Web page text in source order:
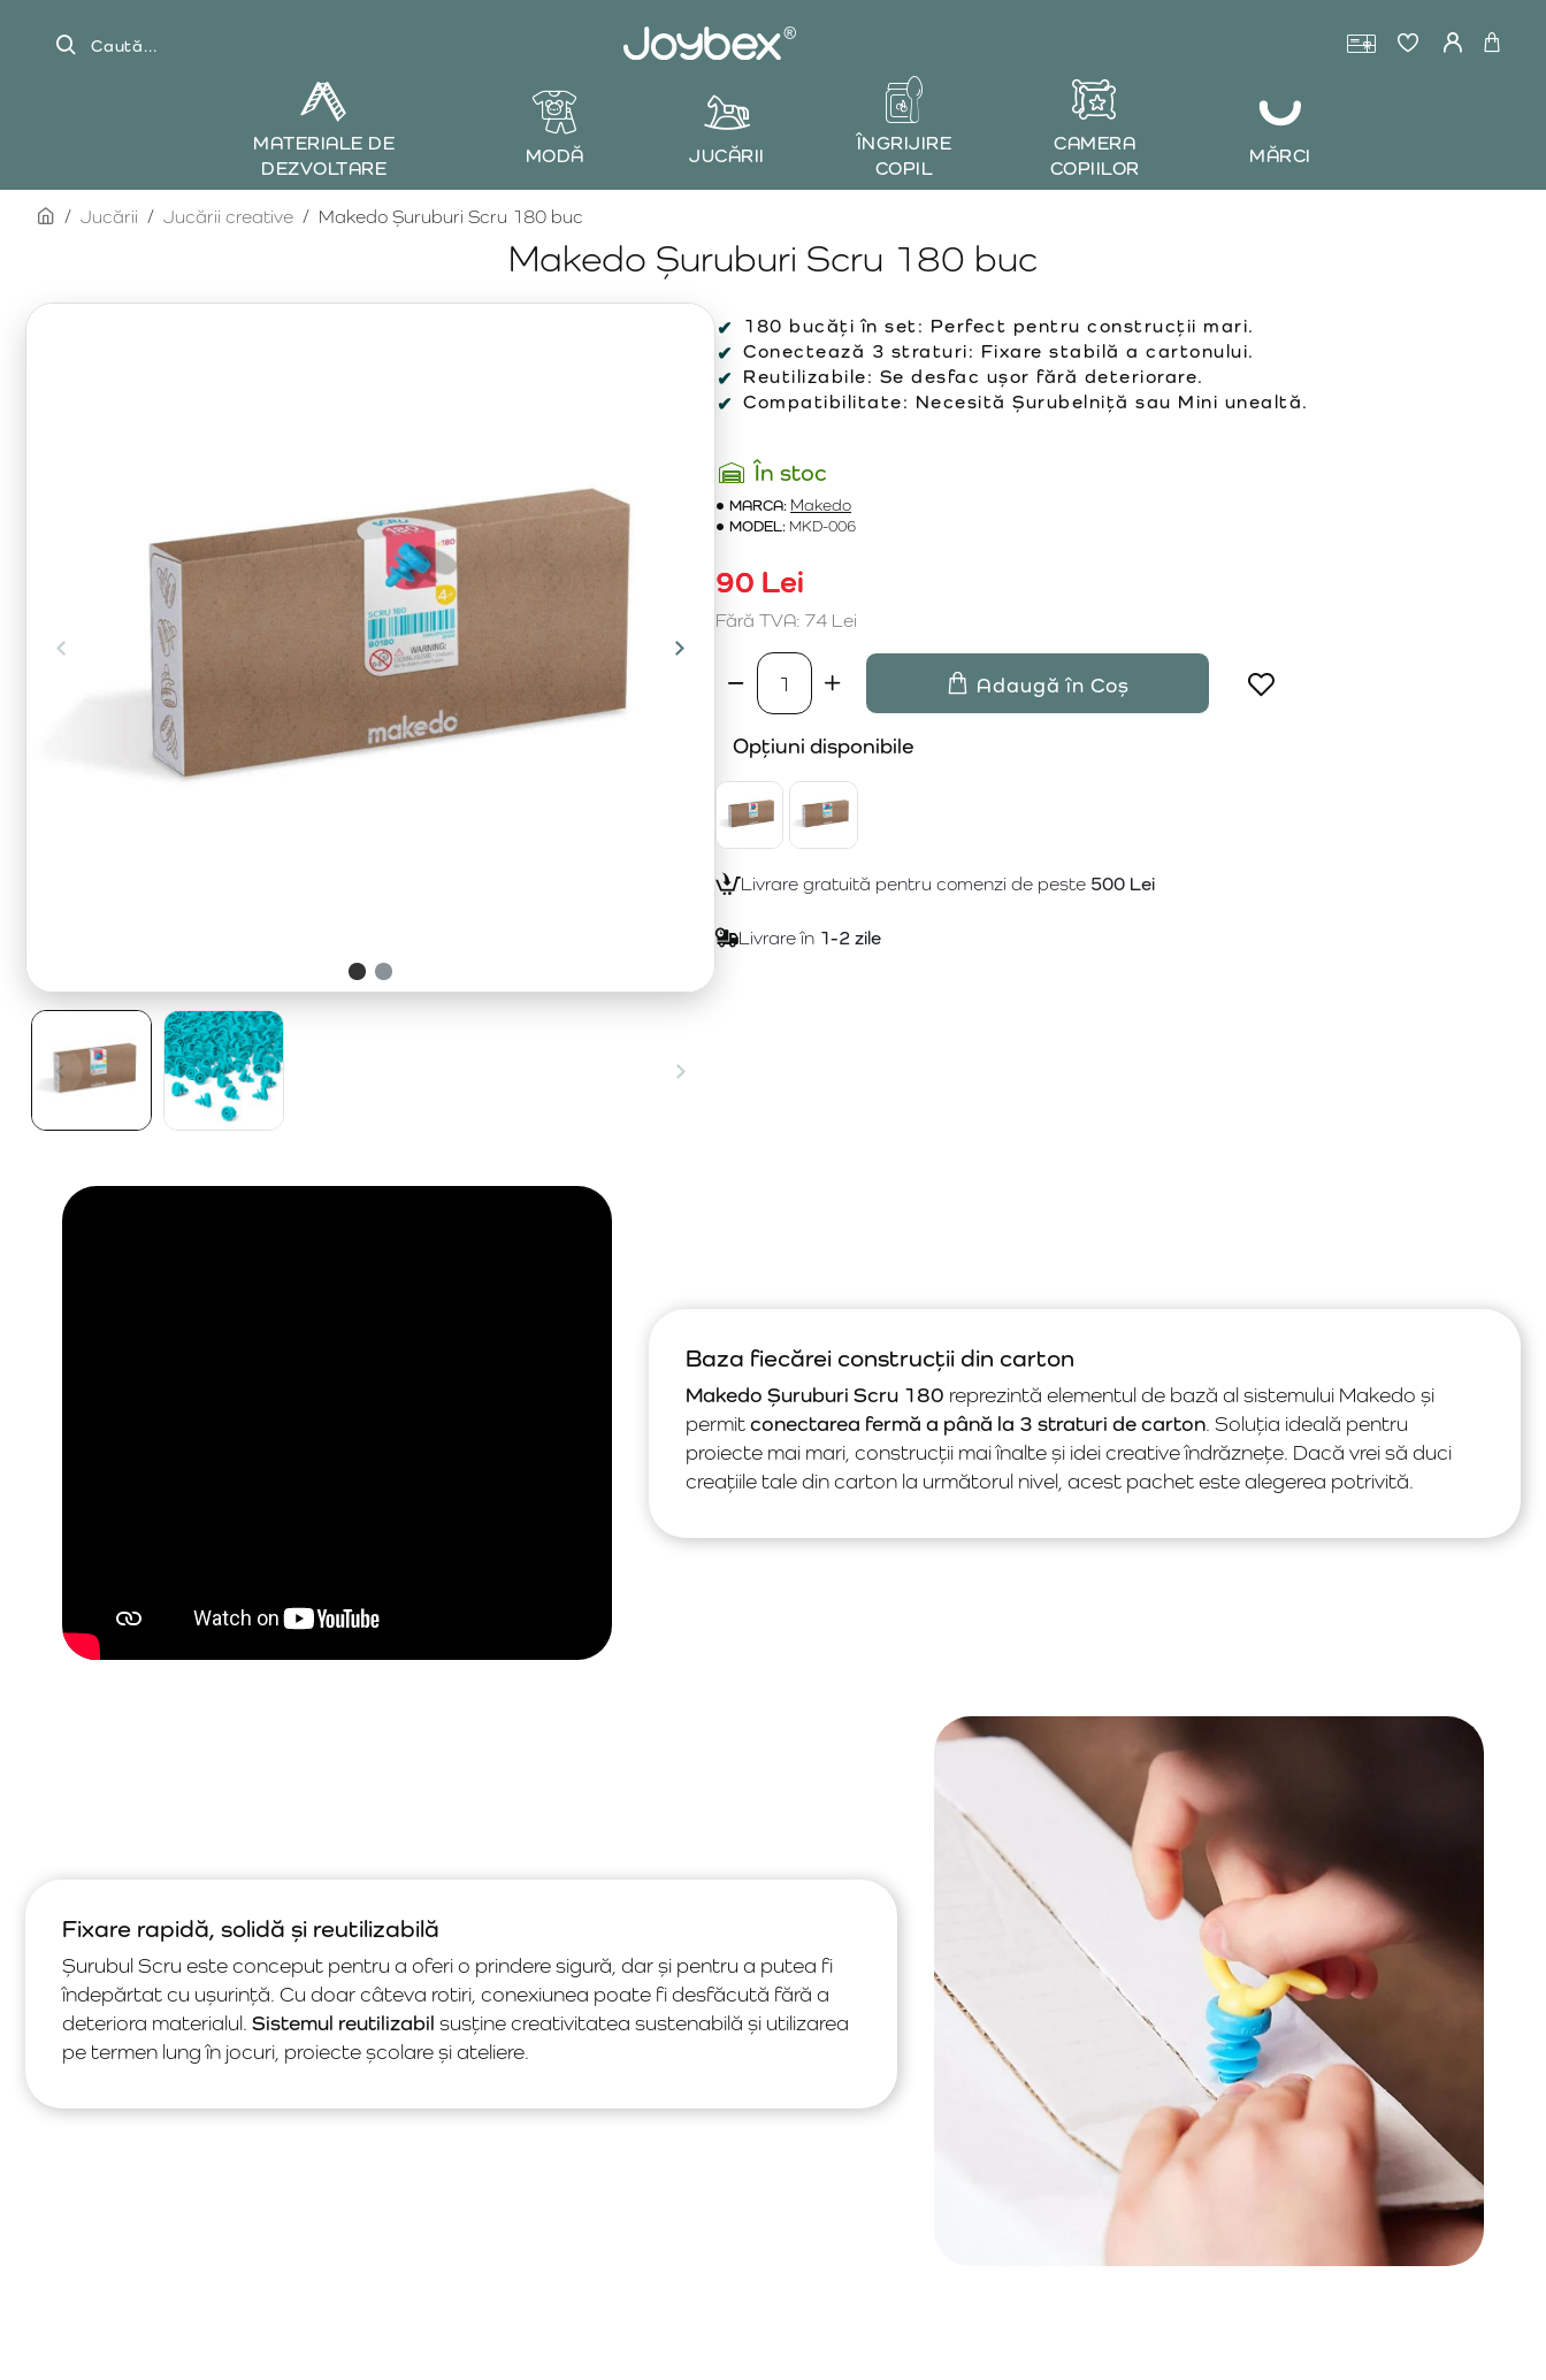
Caută...
MATERIALE DE
DEZVOLTARE
MODĂ JUCĂRII
ÎNGRIJIRE
COPIL
CAMERA
COPIILOR
MĂRCI
Makedo Șuruburi Scru 180 buc
homeJucării Jucării creative Makedo Șuruburi Scru 180 buc
180 bucăți în set: Perfect pentru construcții mari.
Conectează 3 straturi: Fixare stabilă a cartonului.
Reutilizabile: Se desfac ușor fără deteriorare.
Compatibilitate: Necesită Șurubelniță sau Mini unealtă.
În stoc
MARCA: Makedo
MODEL: MKD-006
90 Lei
Fără TVA: 74 Lei
Adaugă în Coș
Opțiuni disponibile
Livrare gratuită pentru comenzi de peste 500 Lei
Livrare în 1-2 zile
Baza fiecărei construcții din carton
Makedo Șuruburi Scru 180 reprezintă elementul de bază al sistemului Makedo și
permitconectarea fermă a până la 3 straturi de carton. Soluția ideală pentru
proiecte mai mari, construcții mai înalte și idei creative îndrăznețe. Dacă vrei să duci
creațiile tale din carton la următorul nivel, acest pachet este alegerea potrivită.
Fixare rapidă, solidă și reutilizabilă
Șurubul Scru este conceput pentru a oferi o prindere sigură, dar și pentru a putea fi
îndepărtat cu ușurință. Cu doar câteva rotiri, conexiunea poate fi desfăcută fără a
deteriora materialul. Sistemul reutilizabil susține creativitatea sustenabilă și utilizarea
pe termen lung în jocuri, proiecte școlare și ateliere.